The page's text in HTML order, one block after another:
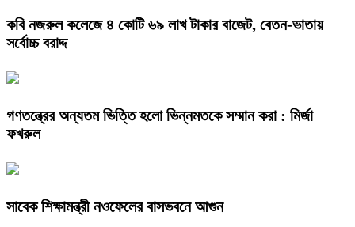
কবি নজরুল কলেজে ৪ কোটি ৬৯ লাখ টাকার বাজেট, বেতন-ভাতায়
সর্বোচ্চ বরাদ্দ
গণতন্ত্রের অন্যতম ভিত্তি হলো ভিন্নমতকে সম্মান করা : মির্জা
ফখরুল
সাবেক শিক্ষামন্ত্রী নওফেলের বাসভবনে আগুন